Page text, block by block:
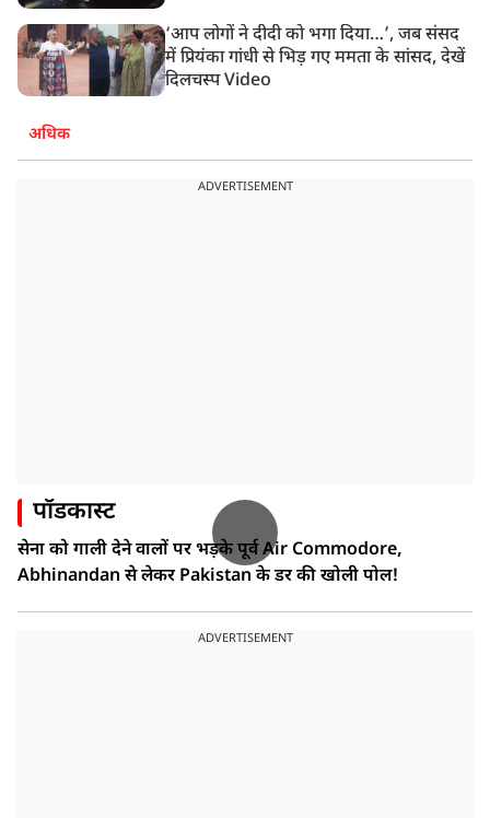
‘आप लोगों ने दीदी को भगा दिया…’, जब संसद
में प्रियंका गांधी से भिड़ गए ममता के सांसद, देखें
दिलचस्प Video
अधिक
ADVERTISEMENT
पॉडकास्ट
सेना को गाली देने वालों पर भड़के पूर्व Air Commodore,
Abhinandan से लेकर Pakistan के डर की खोली पोल!
ADVERTISEMENT